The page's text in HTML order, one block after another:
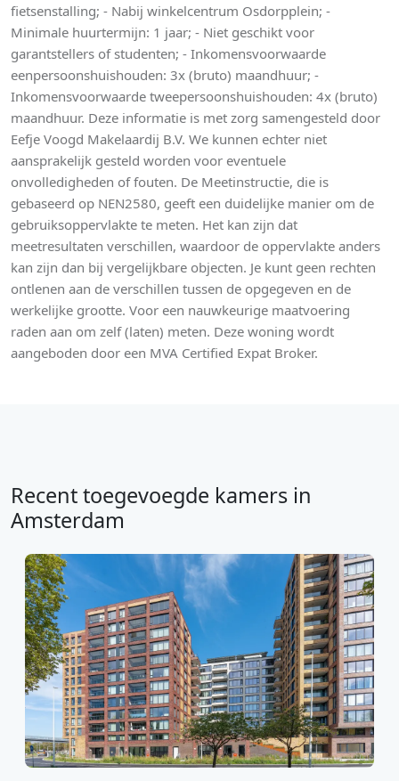
fietsenstalling; - Nabij winkelcentrum Osdorpplein; -
Minimale huurtermijn: 1 jaar; - Niet geschikt voor
garantstellers of studenten; - Inkomensvoorwaarde
eenpersoonshuishouden: 3x (bruto) maandhuur; -
Inkomensvoorwaarde tweepersoonshuishouden: 4x (bruto)
maandhuur. Deze informatie is met zorg samengesteld door
Eefje Voogd Makelaardij B.V. We kunnen echter niet
aansprakelijk gesteld worden voor eventuele
onvolledigheden of fouten. De Meetinstructie, die is
gebaseerd op NEN2580, geeft een duidelijke manier om de
gebruiksoppervlakte te meten. Het kan zijn dat
meetresultaten verschillen, waardoor de oppervlakte anders
kan zijn dan bij vergelijkbare objecten. Je kunt geen rechten
ontlenen aan de verschillen tussen de opgegeven en de
werkelijke grootte. Voor een nauwkeurige maatvoering
raden aan om zelf (laten) meten. Deze woning wordt
aangeboden door een MVA Certified Expat Broker.
Recent toegevoegde kamers in
Amsterdam